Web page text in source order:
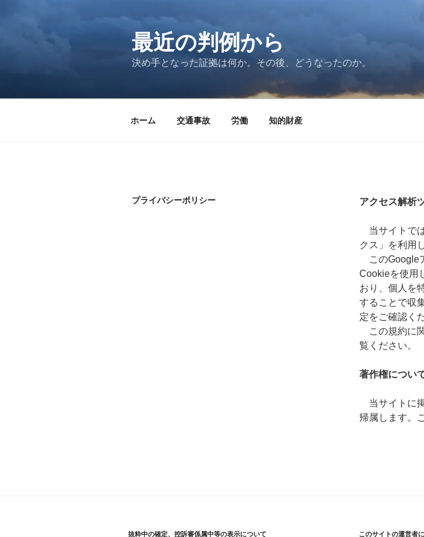
最近の判例から
決め手となった証拠は何か。その後、どうなったのか。
ホーム 交通事故 労働 知的財産
プライバシーポリシー アクセス解析
当サイトで
クス」を利用
このGoogle
Cookieを使用
おり、個人を
することで収
定をご確認く
この規約に
覧ください。
著作権につい
当サイトに
帰属します。
抜粋中の確定、控訴審係属中等の表示について このサイトの運営者